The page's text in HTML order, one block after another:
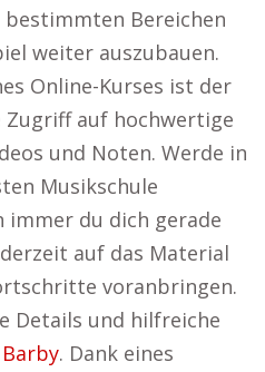
Bereichen
weiter auszubauen.
Online-Kurses ist der
auf hochwertige
und Noten. Werde in
Musikschule
immer du dich gerade
auf das Material
voranbringen.
Details und hilfreiche
. Dank eines